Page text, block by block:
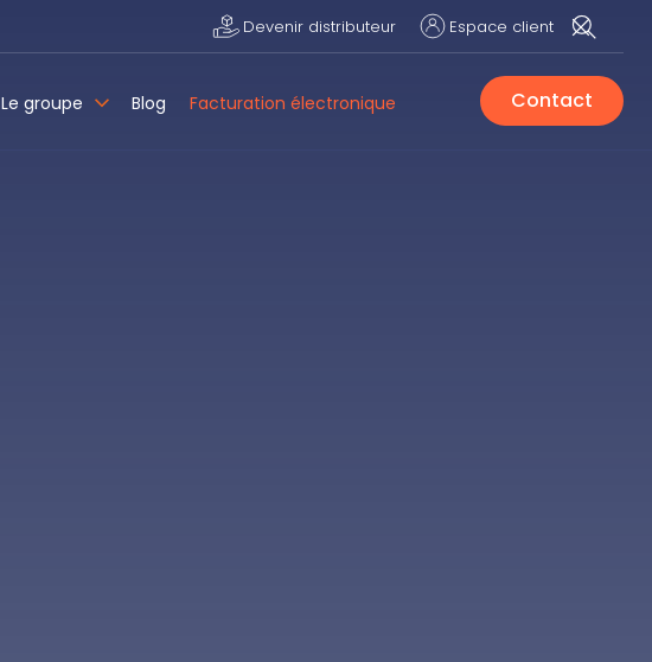
Devenir distributeur Espace client
Le groupe Blog Facturation électronique Contact